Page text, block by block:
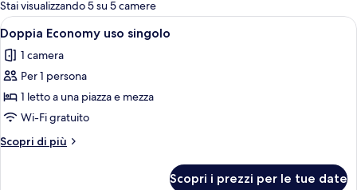
le
camere
Stai visualizzando 5 su 5 camere
Apri
tutte
le
foto
per
Doppia
Economy
uso
Una camera d'albergo con un letto,
15
Doppia Economy uso singolo
1 camera
Per 1 persona
1 letto a una piazza e mezza
Wi-Fi gratuito
Scopri di più
Altri
Scopri i prezzi per le tue date